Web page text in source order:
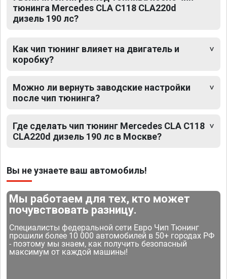
тюнинга Mercedes CLA C118 CLA220d
дизель 190 лс?
Как чип тюнинг влияет на двигатель и
коробку?
Можно ли вернуть заводские настройки
после чип тюнинга?
Где сделать чип тюнинг Mercedes CLA C118
CLA220d дизель 190 лс в Москве?
Вы не узнаете ваш автомобиль!
Мы работаем для тех, кто может
почувствовать разницу.
Специалисты федеральной сети Евро Чип Тюнинг
прошили более 10 000 автомобилей в 50+ городах РФ
- поэтому мы знаем, как получить безопасный
максимум от каждой машины!